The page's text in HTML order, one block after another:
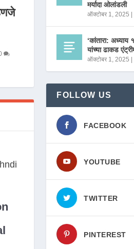
मर्यादा ओलांडली
ऑक्टोबर 1, 2025
‘कांतारा: अध्याय
यांच्या ढाकड
ऑक्टोबर 1, 2025
FOLLOW US
FACEBOOK
YOUTUBE
TWITTER
PINTEREST